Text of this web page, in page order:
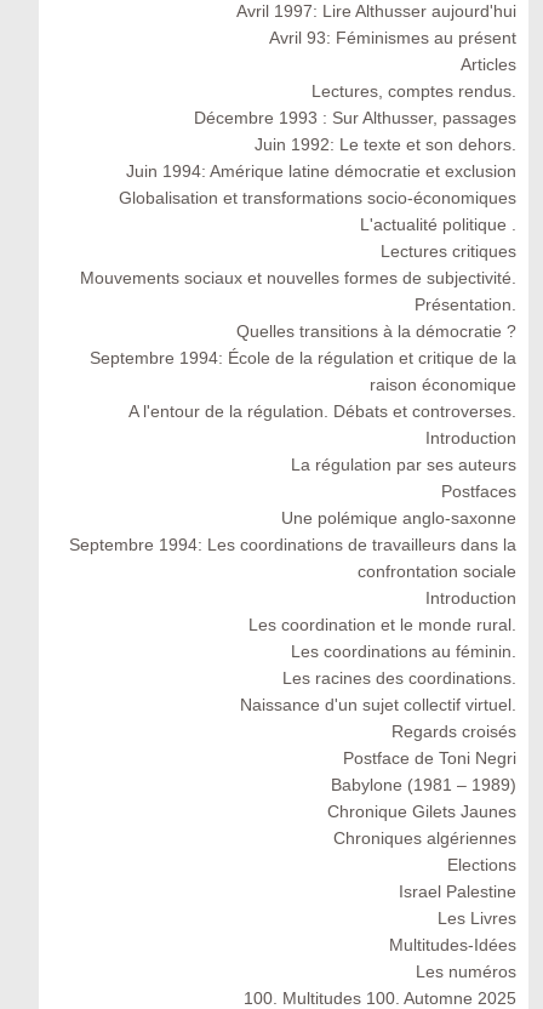
Avril 1997: Lire Althusser aujourd'hui
Avril 93: Féminismes au présent
Articles
Lectures, comptes rendus.
Décembre 1993 : Sur Althusser, passages
Juin 1992: Le texte et son dehors.
Juin 1994: Amérique latine démocratie et exclusion
Globalisation et transformations socio-économiques
L'actualité politique .
Lectures critiques
Mouvements sociaux et nouvelles formes de subjectivité.
Présentation.
Quelles transitions à la démocratie ?
Septembre 1994: École de la régulation et critique de la
raison économique
A l'entour de la régulation. Débats et controverses.
Introduction
La régulation par ses auteurs
Postfaces
Une polémique anglo-saxonne
Septembre 1994: Les coordinations de travailleurs dans la
confrontation sociale
Introduction
Les coordination et le monde rural.
Les coordinations au féminin.
Les racines des coordinations.
Naissance d'un sujet collectif virtuel.
Regards croisés
Postface de Toni Negri
Babylone (1981 – 1989)
Chronique Gilets Jaunes
Chroniques algériennes
Elections
Israel Palestine
Les Livres
Multitudes-Idées
Les numéros
100. Multitudes 100. Automne 2025